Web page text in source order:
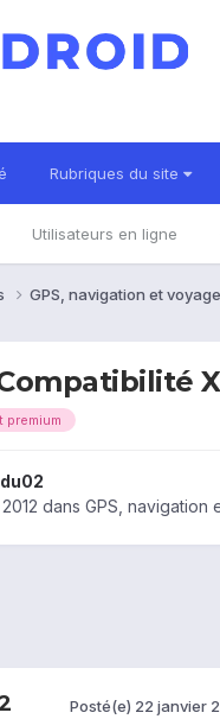
Rubriques du site
Utilisateurs en ligne
GPS, navigation et
dans GPS, navigation
Posté(e) 22 janvier